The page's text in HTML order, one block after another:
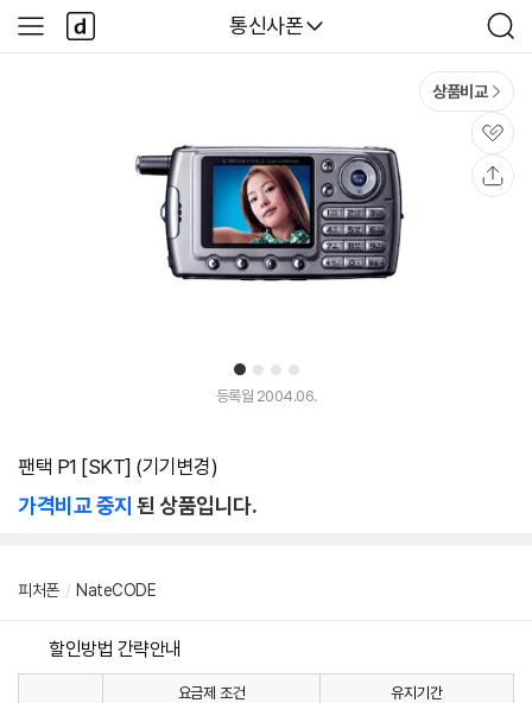
다나와
통신사폰
검
색
사
이
다
나
와
1 2 3 4
상품비교
관
심
등록월 2004.06.
팬택 P1 [SKT] (기기변경)
가격비교 중지 된 상품입니다.
피처폰 / NateCODE
할인방법 간략안내
요금제 조건 유지기간